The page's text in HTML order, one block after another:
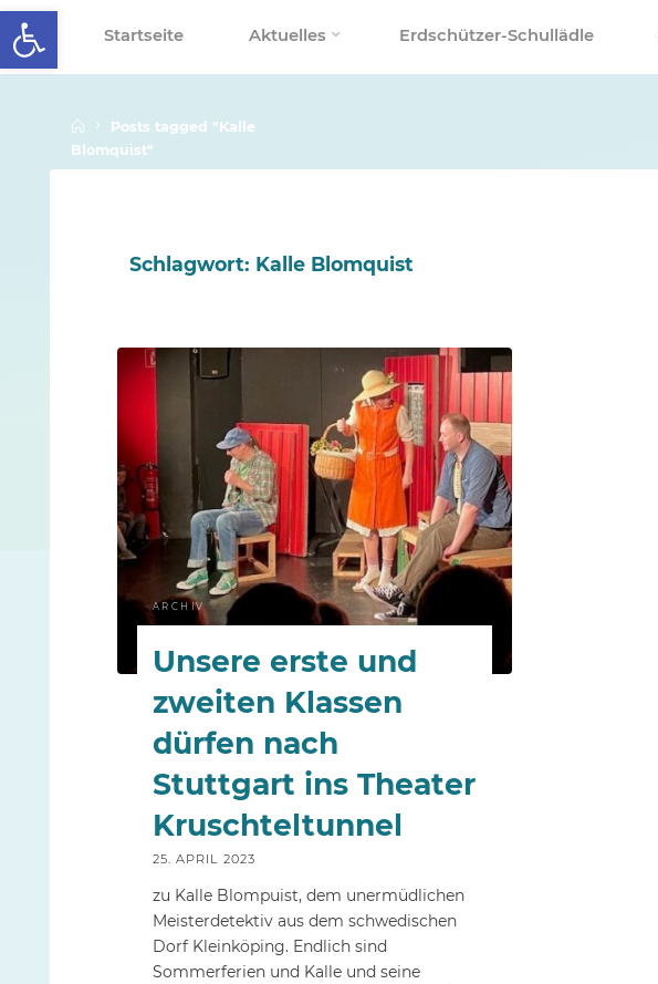
Werkzeugleiste öffnen
Skip
to
content
Startseite Aktuelles Erdschützer-Schullädle
HomePosts tagged "Kalle
Blomquist"
Schlagwort: Kalle Blomquist
ARCHIV
Unsere erste und
zweiten Klassen
dürfen nach
Stuttgart ins Theater
Kruschteltunnel
25. APRIL 2023
zu Kalle Blompuist, dem unermüdlichen
Meisterdetektiv aus dem schwedischen
Dorf Kleinköping. Endlich sind
Sommerferien und Kalle und seine